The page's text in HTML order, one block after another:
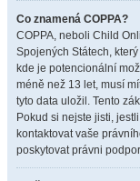
Co znamená COPPA?
COPPA, neboli Child
Spojených Státech,
kde je potencionální
méně než 13 let, musí
tyto data uložil. Tento
Pokud si nejste jisti,
kontaktovat vaše
poskytovat právni